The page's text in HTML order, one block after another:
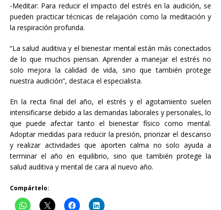
-Meditar: Para reducir el impacto del estrés en la audición, se
pueden practicar técnicas de relajación como la meditación y
la respiración profunda.
“La salud auditiva y el bienestar mental están más conectados
de lo que muchos piensan. Aprender a manejar el estrés no
solo mejora la calidad de vida, sino que también protege
nuestra audición”, destaca el especialista.
En la recta final del año, el estrés y el agotamiento suelen
intensificarse debido a las demandas laborales y personales, lo
que puede afectar tanto el bienestar físico como mental.
Adoptar medidas para reducir la presión, priorizar el descanso
y realizar actividades que aporten calma no solo ayuda a
terminar el año en equilibrio, sino que también protege la
salud auditiva y mental de cara al nuevo año.
Compártelo: